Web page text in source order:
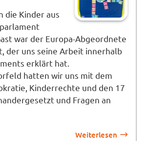
die Kinder aus
war der Europa-Abgeordnete
der uns seine Arbeit innerhalb
erklärt hat.
hatten wir uns mit dem
Kinderrechte und den 17
und Fragen an
Weiterlesen